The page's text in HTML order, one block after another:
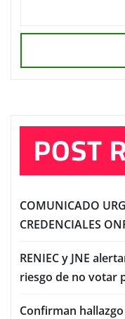
POST
COMUNICADO
CREDENCIALES
RENIEC y JNE
riesgo de no votar
Confirman